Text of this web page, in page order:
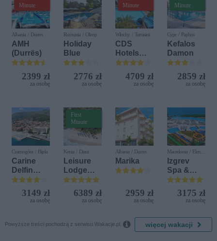
Minute
Albania / Durres
AMH
(Durrës)
2399 zł
za osobę
Rumunia / Olimp
Holiday
Blue
2776 zł
za osobę
Minute
Włochy / Terrasini
CDS
Hotels
Terrasini
(ex. Citta
del Mare)
4709 zł
za osobę
Minute
Cypr / Paphos
Kefalos
Damon
2859 zł
za osobę
Czarnogóra / Bijela
Carine
Delfin
Bijela (ex.
Iberostar
Bijela
3149 zł
za osobę
First
Minute
Kenia / Diani
Leisure
Lodge
Beach &
Golf
Resort by
6389 zł
za osobę
Albania / Durres
Marika
2959 zł
za osobę
Macedonia / Elen
Kamen
Izgrev
Spa &
Aquapark
3175 zł
za osobę
Powyższe treści pochodzą z serwisu Wakacje.pl.  więcej wakacji